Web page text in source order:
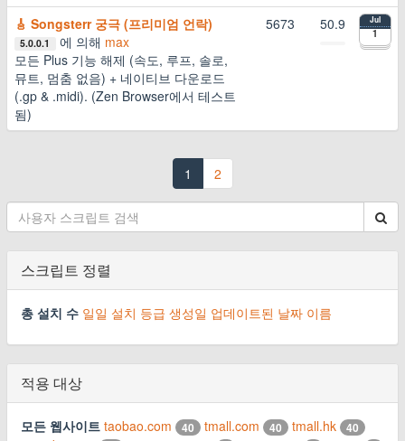
🎸 Songsterr 궁극 (프리미엄 언락)
5.0.0.1 에 의해 max
모든 Plus 기능 해제 (속도, 루프, 솔로,
뮤트, 멈춤 없음) + 네이티브 다운로드
(.gp & .midi). (Zen Browser에서 테스트
됨)
5673 50.9 Jul
1
1 2
스크립트 정렬
총 설치 수 일일 설치 등급 생성일 업데이트된 날짜 이름
적용 대상
모든 웹사이트 taobao.com 40 tmall.com 40 tmall.hk 40